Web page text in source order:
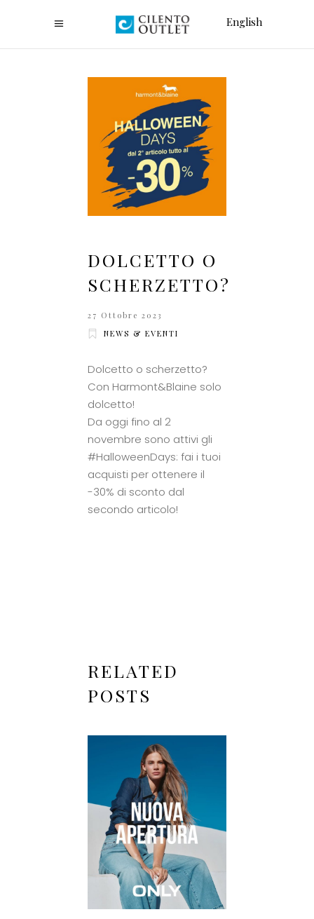
English
DOLCETTO O
SCHERZETTO?
27 Ottobre 2023
NEWS & EVENTI
Dolcetto o scherzetto?
Con Harmont&Blaine solo
dolcetto!
Da oggi fino al 2
novembre sono attivi gli
#HalloweenDays: fai i tuoi
acquisti per ottenere il
-30% di sconto dal
secondo articolo!
RELATED
POSTS